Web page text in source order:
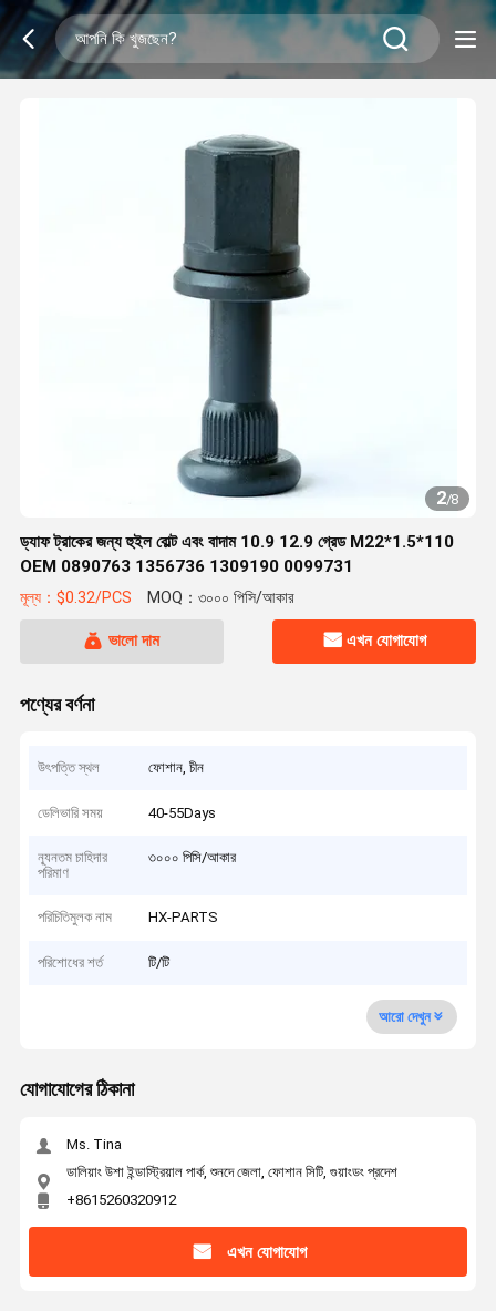
2/8
ড্যাফ ট্রাকের জন্য হুইল বোল্ট এবং বাদাম 10.9 12.9 গ্রেড M22*1.5*110
OEM 0890763 1356736 1309190 0099731
মূল্য：$0.32/PCS MOQ：৩০০০ পিসি/আকার
ভালো দাম এখন যোগাযোগ
পণ্যের বর্ণনা
উৎপত্তি স্থল ফোশান, চীন
ডেলিভারি সময় 40-55Days
ন্যূনতম চাহিদার
পরিমাণ
৩০০০ পিসি/আকার
পরিচিতিমুলক নাম HX-PARTS
পরিশোধের শর্ত টি/টি
আরো দেখুন
যোগাযোগের ঠিকানা
Ms. Tina
ডালিয়াং উশা ইন্ডাস্ট্রিয়াল পার্ক, শুনদে জেলা, ফোশান সিটি, গুয়াংডং প্রদেশ
+8615260320912
এখন যোগাযোগ